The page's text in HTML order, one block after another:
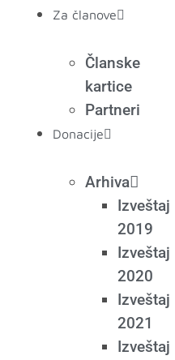
Za članove
Članske
kartice
Partneri
Donacije
Arhiva
Izveštaj
2019
Izveštaj
2020
Izveštaj
2021
Izveštaj